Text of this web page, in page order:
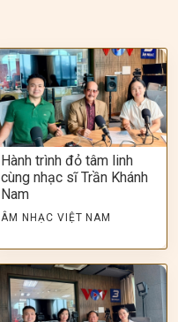
Hành trình đỏ tâm linh
cùng nhạc sĩ Trần Khánh
Nam
ÂM NHẠC VIỆT NAM